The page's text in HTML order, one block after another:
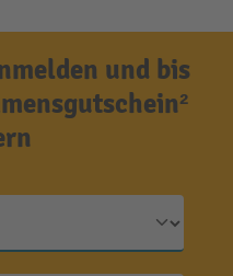
und bis